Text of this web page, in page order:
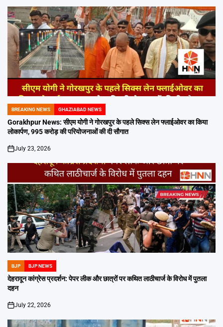
POSTED
IN
BREAKING NEWS GHAZIABAD NEWS
Gorakhpur News: सीएम योगी ने गोरखपुर के पहले सिक्स लेन फ्लाईओवर का किया
लोकार्पण, 995 करोड़ की परियोजनाओं की दी सौगात
on
July 23, 2026
POSTED
IN
BJP BJP NEWS
देहरादून कांग्रेस प्रदर्शन: पेपर लीक और छात्रों पर कथित लाठीचार्ज के विरोध में पुतला
दहन
on
July 22, 2026